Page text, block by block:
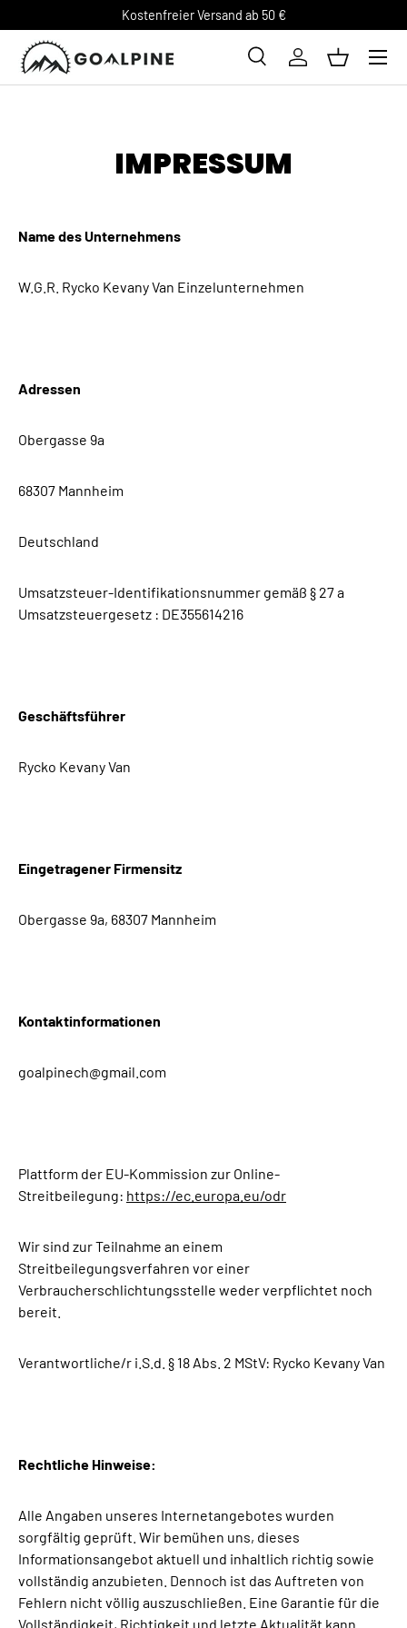
DIREKT ZUM INHALT
Kostenfreier Versand ab 50 €
Suchen
SucheEinloggen
IMPRESSUM
Name des Unternehmens
W.G.R. Rycko Kevany Van Einzelunternehmen
Adressen
Obergasse 9a
68307 Mannheim
Deutschland
Umsatzsteuer-Identifikationsnummer gemäß § 27 a
Umsatzsteuergesetz : DE355614216
Geschäftsführer
Rycko Kevany Van
Eingetragener Firmensitz
Obergasse 9a, 68307 Mannheim
Kontaktinformationen
goalpinech@gmail.com
Plattform der EU-Kommission zur Online-
Streitbeilegung: https://ec.europa.eu/odr
Wir sind zur Teilnahme an einem
Streitbeilegungsverfahren vor einer
Verbraucherschlichtungsstelle weder verpflichtet noch
bereit.
Verantwortliche/r i.S.d. § 18 Abs. 2 MStV: Rycko Kevany Van
Rechtliche Hinweise:
Alle Angaben unseres Internetangebotes wurden
sorgfältig geprüft. Wir bemühen uns, dieses
Informationsangebot aktuell und inhaltlich richtig sowie
vollständig anzubieten. Dennoch ist das Auftreten von
Fehlern nicht völlig auszuschließen. Eine Garantie für die
Vollständigkeit, Richtigkeit und letzte Aktualität kann